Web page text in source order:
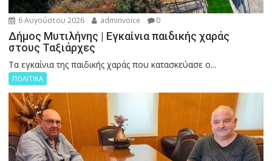
6 Αυγούστου 2026 adminvoice 0
Δήμος Μυτιλήνης | Εγκαίνια παιδικής χαράς
στους Ταξιάρχες
Tα εγκαίνια της παιδικής χαράς που κατασκεύασε ο...
ΠΟΛΙΤΙΚΑ